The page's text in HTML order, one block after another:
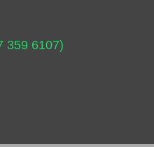
359 6107)